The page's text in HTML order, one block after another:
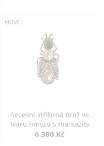
NOVÉ
Secesní stříbrná brož ve
tvaru hmyzu s markazity
6 300 Kč